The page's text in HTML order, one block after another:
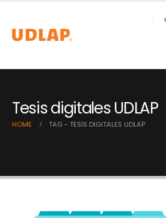
Tesis digitales UDLAP
HOME TAG - TESIS DIGITALES UDLAP